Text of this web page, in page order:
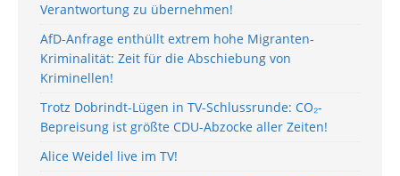
Verantwortung zu übernehmen!
AfD-Anfrage enthüllt extrem hohe Migranten-
Kriminalität: Zeit für die Abschiebung von
Kriminellen!
Trotz Dobrindt-Lügen in TV-Schlussrunde: CO₂-
Bepreisung ist größte CDU-Abzocke aller Zeiten!
Alice Weidel live im TV!